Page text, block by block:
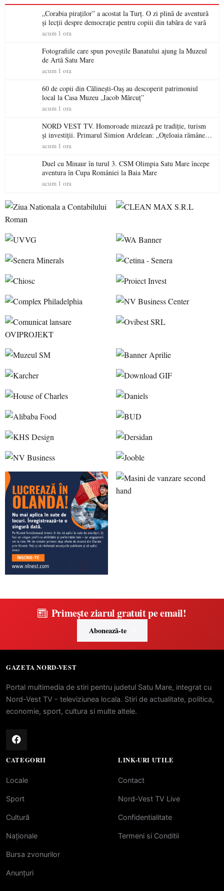
„Corabia piraților” a acostat la Turț. O zi plină de aventură
și lecții despre democrație pentru copiii din tabăra de vară
acum 1 ora
Fotografiile care spun poveștile Banatului ajung la Muzeul
de Artă Satu Mare
acum 1 ora
60 de copii din Călinești-Oaș au descoperit patrimoniul
local la Casa Muzeu „Iacob Mărcuț”
acum 1 ora
NORD VEST TV. Homoroade mizează pe tradiție, turism
și investiții. Primarul Simion Ardelean: „Oțeloaia rămâne
un brand al Codrului”
acum 1 ora
Duel cu Minaur în turul 3. CSM Olimpia Satu Mare începe
aventura în Cupa României la Baia Mare
acum 1 ora
Primește ziarul gratuit pe email!
Abonează-te
GAZETA NORD-VEST
Portal multimedia de stiri pentru judetul Satu Mare, integrat cu
Nord-Vest TV - televiziunea locala. Stiri de actualitate, politica,
economie, sport, cultura si multe altele.
CATEGORII
Locale
Sport
Cultură
Naționale
Bursa zvonurilor
Anunțuri
LINK-URI UTILE
Contact
Nord-Vest TV Live
Confidentialitate
Termeni si Conditii